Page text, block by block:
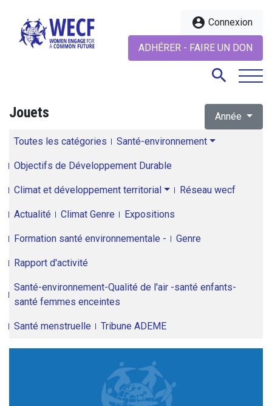
account_circle Connexion
ADHÉRER - FAIRE UN DON
search
Jouets Année
Toutes les catégories Santé-environnement
Objectifs de Développement Durable
Climat et développement territorial Réseau wecf
Actualité Climat Genre Expositions
Formation santé environnementale - Genre
Rapport d'activité
Santé-environnement-Qualité de l'air -santé enfants-
santé femmes enceintes
Santé menstruelle Tribune ADEME